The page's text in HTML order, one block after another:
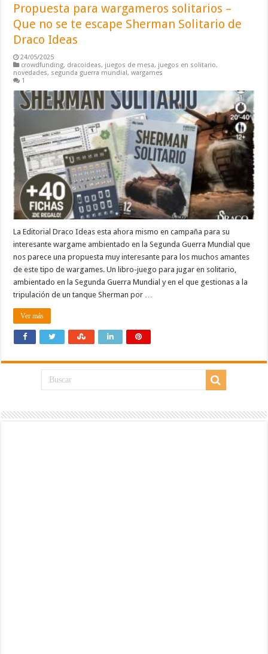
Propuesta para wargameros solitarios –
Que no se te escape Sherman Solitario de
Draco Ideas
24/05/2025
crowdfunding, dracoideas, juegos de mesa, juegos en solitario,
novedades, segunda guerra mundial,wargames
1
La Editorial Draco Ideas esta ahora mismo en campaña para su
interesante wargame ambientado en la Segunda Guerra Mundial que
nos parece una propuesta muy interesante para los muchos amantes
de este tipo de wargames. Un libro-juego para jugar en solitario,
ambientado en la Segunda Guerra Mundial y en el que gestionas a la
tripulación de un tanque Sherman por …
Ver más